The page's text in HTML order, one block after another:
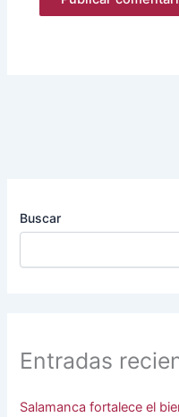
Buscar
Entradas
Salamanca fortalece el